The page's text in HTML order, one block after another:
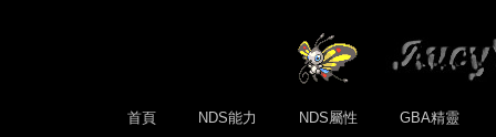
首頁 NDS能力 NDS屬性
GBA精靈